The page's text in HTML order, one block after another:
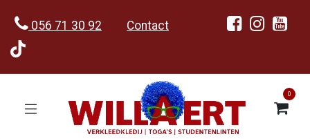
056 71 30 92 Contact
0